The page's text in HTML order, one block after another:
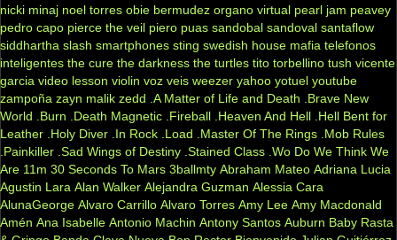
nicki minaj noel torres obie bermudez organo virtual pearl jam peavey
pedro capo pierce the veil piero puas sandobal sandoval santaflow
siddhartha slash smartphones sting swedish house mafia telefonos
inteligentes the cure the darkness the turtles tito torbellino tush vicente
garcia video lesson violin voz veis weezer yahoo yotuel youtube
zampoña zayn malik zedd .A Matter of Life and Death
.Brave New
World
.Burn .Death Magnetic .Fireball .Heaven And Hell .Hell Bent for
Leather .Holy Diver .In Rock .Load .Master Of The Rings .Mob Rules
.Painkiller .Sad Wings of Destiny .Stained Class .Wo Do We Think We
Are 11m 30 Seconds To Mars 3ballmty Abraham Mateo Adriana Lucia
Agustin Lara Alan Walker Alejandra Guzman Alessia Cara
AlunaGeorge Alvaro Carrillo Alvaro Torres Amy Lee Amy Macdonald
Amén Ana Isabelle Antonio Machin Antony Santos Auburn Baby Rasta